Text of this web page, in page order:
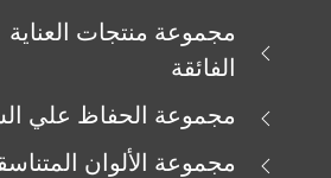
مجموعة منتجات العناية
الفائقة
مجموعة الحفاظ علي
مجموعة الألوان